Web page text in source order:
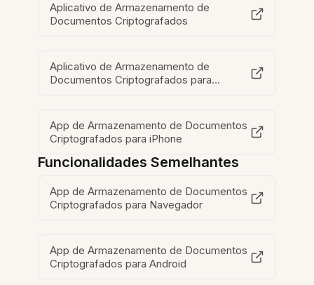
Aplicativo de Armazenamento de
Documentos Criptografados
Aplicativo de Armazenamento de
Documentos Criptografados para
App de Armazenamento de Documentos
Criptografados para iPhone
Funcionalidades Semelhantes
App de Armazenamento de Documentos
Criptografados para Navegador
App de Armazenamento de Documentos
Criptografados para Android